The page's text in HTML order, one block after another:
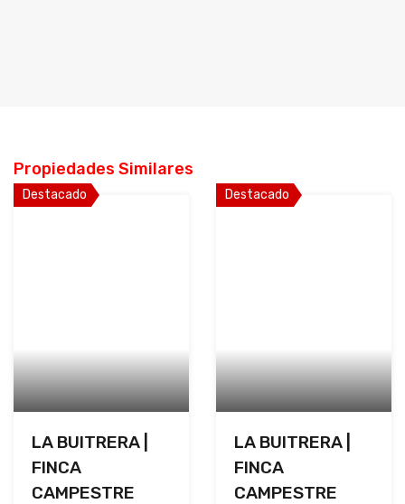
Propiedades Similares
Destacado
LA BUITRERA |
FINCA
CAMPESTRE
Destacado
LA BUITRERA |
FINCA
CAMPESTRE